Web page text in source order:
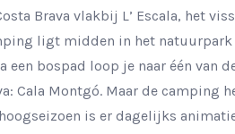
Brava vlakbij L’ Escala, het
ligt midden in het
een bospad loop je naar één van
Cala Montgó. Maar de camping
is er dagelijks